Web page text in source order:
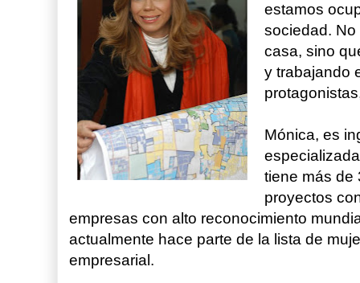
estamos
sociedad.
casa, sino
y trabajando
Mónica, es
tiene más de
proyectos
empresas con alto reconocimiento
actualmente hace parte de la lista de
empresarial.